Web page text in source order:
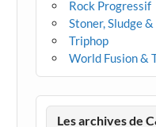
Rock Progressif
Stoner, Sludge
Triphop
World Fusion &
Les archives de